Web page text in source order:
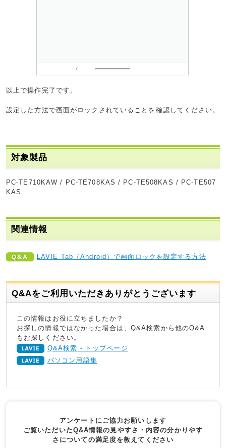
以上で操作完了です。
設定した方法で画面がロックされていることを確認してください。
対象製品
PC-TE710KAW / PC-TE708KAS / PC-TE508KAS / PC-TE507
KAS
関連情報
LAVIE Tab（Android）で画面ロックを設定する方法
Q&Aをご利用いただきありがとうございます
この情報はお役に立ちましたか？
お探しの情報ではなかった場合は、Q&A検索から他のQ&A
もお探しください。
Q&A検索 - トップページ
パソコン用語集
アンケートにご協力お願いします
ご覧いただいたQ&A情報の見やすさ・内容の分かりやす
さについての満足度を教えてください